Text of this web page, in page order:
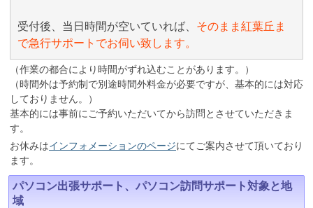
受付後、当日時間が空いていれば、 そのまま紅葉丘ま
で急行サポートでお伺い致します。
（作業の都合により時間がずれ込むことがあります。）
（時間外は予約制で別途時間外料金が必要ですが、基本的には対応
しておりません。）
基本的には事前にご予約いただいてから訪問とさせていただきま
す。
お休みはインフォメーションのページにてご案内させて頂いており
ます。
パソコン出張サポート、パソコン訪問サポート対象と地
域